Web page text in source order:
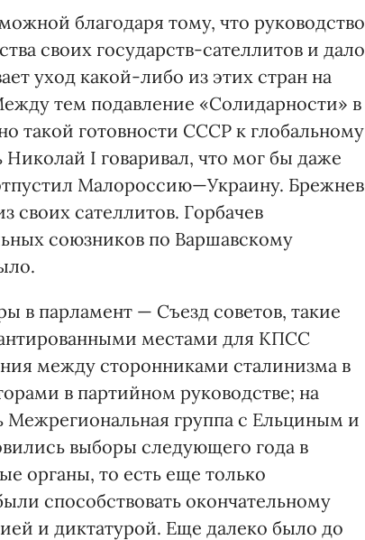
благодаря тому, что руководство
своих государств-сателлитов и дало
уход какой-либо из этих стран на
тем подавление «Солидарности» в
такой готовности СССР к глобальному
I говаривал, что мог бы даже
Малороссию—Украину. Брежнев
своих сателлитов. Горбачев
союзников по Варшавскому
парламент — Съезд советов, такие
местами для КПСС
между сторонниками сталинизма в
в партийном руководстве; на
Межрегиональная группа с Ельциным и
выборы следующего года в
органы, то есть еще только
способствовать окончательному
и диктатурой. Еще далеко было до